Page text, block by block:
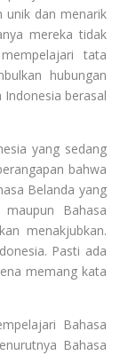
unik dan menarik
mereka tidak
tata
hubungan
berasal
yang sedang
bahwa
Belanda yang
Bahasa
menakjubkan.
Pasti ada
memang kata
Bahasa
Bahasa